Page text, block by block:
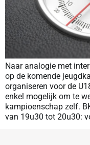
Naar analogie met
op de komende
organiseren voor de
enkel mogelijk om te
kampioenschap zelf.
van 19u30 tot 20u30: